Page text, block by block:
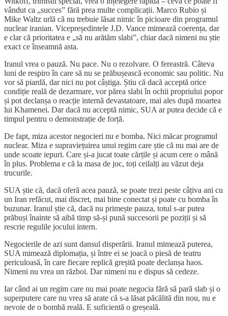
vândut ca „succes” fără prea multe complicații. Marco Rubio și
Mike Waltz urlă că nu trebuie lăsat nimic în picioare din programul
nuclear iranian. Vicepreședintele J.D. Vance mimează coerența, dar
e clar că prioritatea e „să nu arătăm slabi”, chiar dacă nimeni nu știe
exact ce înseamnă asta.
Iranul vrea o pauză. Nu pace. Nu o rezolvare. O fereastră. Câteva
luni de respiro în care să nu se prăbușească economic sau politic. Nu
vor să piardă, dar nici nu pot câștiga. Știu că dacă acceptă orice
condiție reală de dezarmare, vor părea slabi în ochii propriului popor
și pot declanșa o reacție internă devastatoare, mai ales după moartea
lui Khamenei. Dar dacă nu acceptă nimic, SUA ar putea decide că e
timpul pentru o demonstrație de forță.
De fapt, miza acestor negocieri nu e bomba. Nici măcar programul
nuclear. Miza e supraviețuirea unui regim care știe că nu mai are de
unde scoate iepuri. Care și-a jucat toate cărțile și acum cere o mână
în plus. Problema e că la masa de joc, toți ceilalți au văzut deja
trucurile.
SUA știe că, dacă oferă acea pauză, se poate trezi peste câțiva ani cu
un Iran refăcut, mai discret, mai bine conectat și poate cu bomba în
buzunar. Iranul știe că, dacă nu primește pauza, totul s-ar putea
prăbuși înainte să aibă timp să-și pună succesorii pe poziții și să
rescrie regulile jocului intern.
Negocierile de azi sunt dansul disperării. Iranul mimează puterea,
SUA mimează diplomația, și între ei se joacă o piesă de teatru
periculoasă, în care fiecare replică greșită poate declanșa haos.
Nimeni nu vrea un război. Dar nimeni nu e dispus să cedeze.
Iar când ai un regim care nu mai poate negocia fără să pară slab și o
superputere care nu vrea să arate că s-a lăsat păcălită din nou, nu e
nevoie de o bombă reală. E suficientă o greșeală.